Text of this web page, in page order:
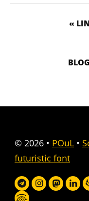
«
© 2026 • POuL •
futuristic font